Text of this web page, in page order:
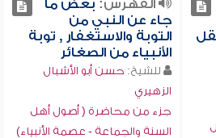
الفهرس: بعض ما
جاء عن النبي من
التوبة والاستغفار , توبة
الأنبياء من الصغائر
للشيخ: حسن أبو الأشبال
الزهيري
جزء من محاضرة ( أصول أهل
السنة والجماعة - عصمة الأنبياء)